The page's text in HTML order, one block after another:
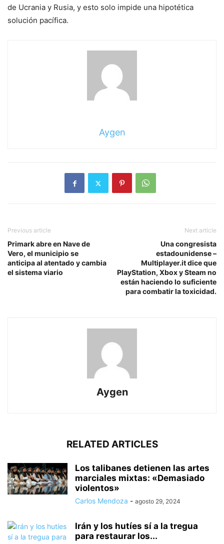
de Ucrania y Rusia, y esto solo impide una hipotética
solución pacífica.
Aygen
Previous article
Primark abre en Nave de
Vero, el municipio se
anticipa al atentado y cambia
el sistema viario
Next article
Una congresista
estadounidense –
Multiplayer.it dice que
PlayStation, Xbox y Steam no
están haciendo lo suficiente
para combatir la toxicidad.
Aygen
RELATED ARTICLES
Los talibanes detienen las artes
marciales mixtas: «Demasiado
violentos»
Carlos Mendoza - agosto 29, 2024
Irán y los hutíes sí a la tregua
para restaurar los...